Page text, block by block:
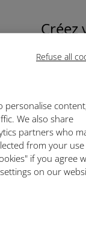
Refuse all
personalise
We also share
partners who
from your
if you agree
on our
Créez
pour
consulter
si bien